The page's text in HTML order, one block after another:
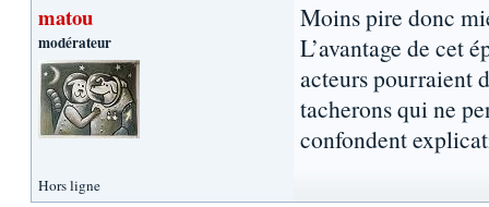
matou
modérateur
Moins pire donc
L’avantage de cet
acteurs pourraient
tacherons qui ne
confondent
Hors ligne